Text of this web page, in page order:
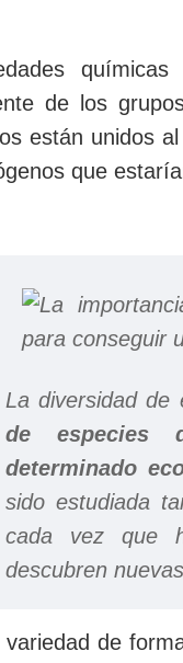
de los
están unidos
que
La diversidad de
de especies
determinado
sido estudiada
cada vez que
descubren
variedad de